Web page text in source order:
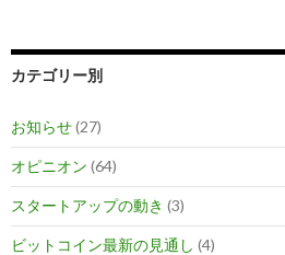
カテゴリー別
お知らせ(27)
オピニオン (64)
スタートアップの動き (3)
ビットコイン最新の見通し (4)